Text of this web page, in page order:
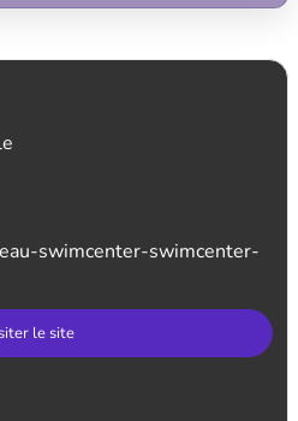
swimcenter-swimcenter-
le site